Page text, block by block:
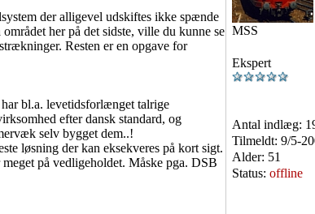
der alligevel udskiftes ikke spænde
her på det sidste, ville du kunne se
Resten er en opgave for
bl.a. levetidsforlænget talrige
efter dansk standard, og
selv bygget dem..!
løsning der kan eksekveres på kort sigt.
på vedligeholdet. Måske pga. DSB
MSS
Ekspert
Antal indlæg:
Tilmeldt: 9/5-
Alder: 51
Status: offline